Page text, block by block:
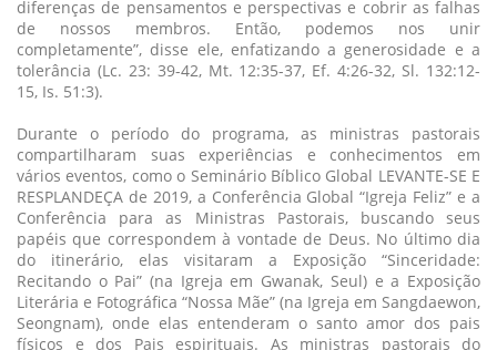
diferenças de pensamentos e perspectivas e cobrir as falhas
de nossos membros. Então, podemos nos unir
completamente”, disse ele, enfatizando a generosidade e a
tolerância (Lc. 23: 39-42, Mt. 12:35-37, Ef. 4:26-32, Sl. 132:12-
15, Is. 51:3).
Durante o período do programa, as ministras pastorais
compartilharam suas experiências e conhecimentos em
vários eventos, como o Seminário Bíblico Global LEVANTE-SE E
RESPLANDEÇA de 2019, a Conferência Global “Igreja Feliz” e a
Conferência para as Ministras Pastorais, buscando seus
papéis que correspondem à vontade de Deus. No último dia
do itinerário, elas visitaram a Exposição “Sinceridade:
Recitando o Pai” (na Igreja em Gwanak, Seul) e a Exposição
Literária e Fotográfica “Nossa Mãe” (na Igreja em Sangdaewon,
Seongnam), onde elas entenderam o santo amor dos pais
físicos e dos Pais espirituais. As ministras pastorais do